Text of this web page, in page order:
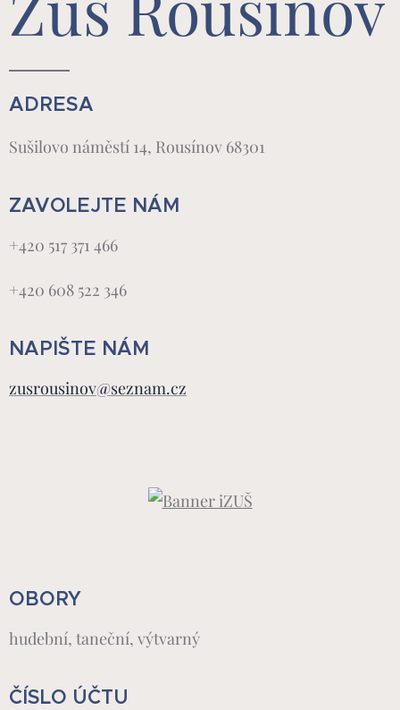
ADRESA
Sušilovo náměstí 14, Rousínov 68301
ZAVOLEJTE NÁM
+420 517 371 466
+420 608 522 346
NAPIŠTE NÁM
zusrousinov@seznam.cz
OBORY
hudební, taneční, výtvarný
ČÍSLO ÚČTU